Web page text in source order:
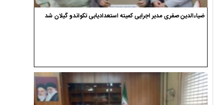
ضیاءالدین صفری مدیر اجرایی کمیته استعدادیابی تکواندو گیلان شد